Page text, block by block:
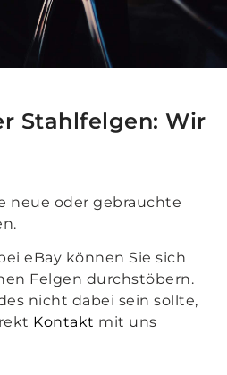
Stahlfelgen: Wir
neue oder gebrauchte
eBay können Sie sich
Felgen durchstöbern.
nicht dabei sein sollte,
Kontakt mit uns